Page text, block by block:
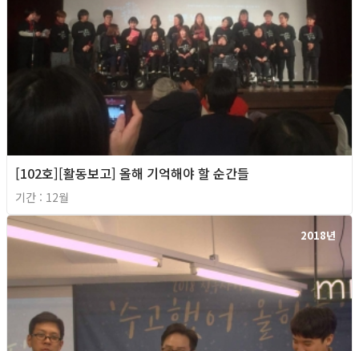
[102호][활동보고] 올해 기억해야 할 순간들
기간 : 12월
2018년